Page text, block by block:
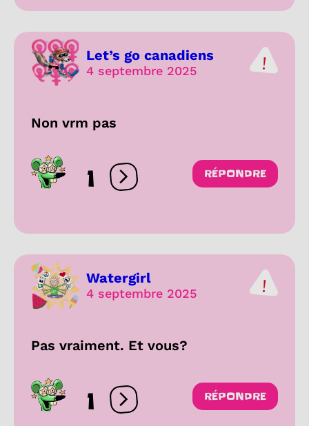
Let’s go canadiens
4 septembre 2025
Non vrm pas
1 Ouvrir les réactions
RÉPONDRE
Watergirl
4 septembre 2025
Pas vraiment. Et vous?
1 Ouvrir les réactions
RÉPONDRE